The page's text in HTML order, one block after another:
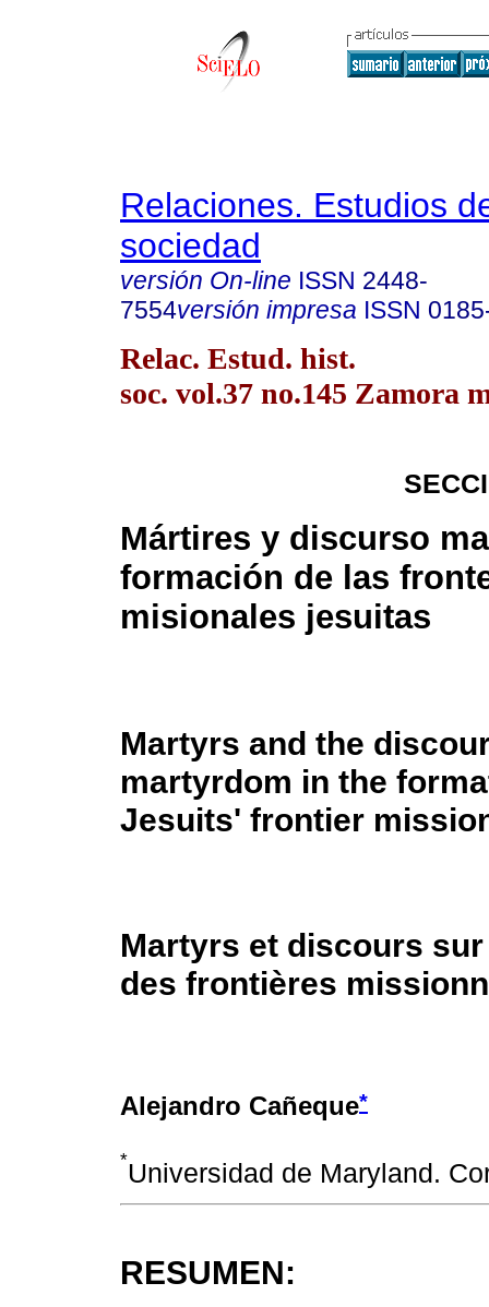
Relaciones. Estudios
sociedad
versión On-line ISSN 2448-
7554versión impresa ISSN
Relac. Estud. hist.
soc. vol.37 no.145 Zamora
Mártires y discurso
formación de las
misionales jesuitas
Martyrs and the
martyrdom in the
Jesuits' frontier
Martyrs et discours
des frontières
Alejandro Cañeque*
*Universidad de Maryland.
RESUMEN: